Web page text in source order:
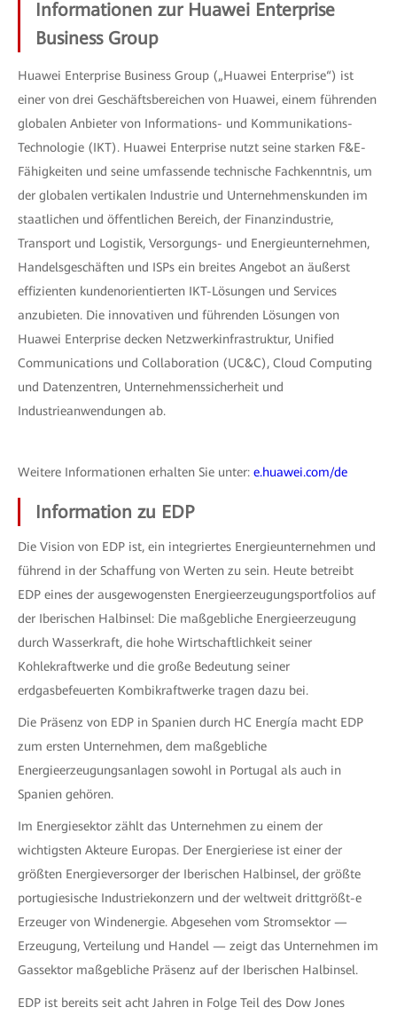
Informationen zur Huawei Enterprise
Business Group
Huawei Enterprise Business Group („Huawei Enterprise“) ist
einer von drei Geschäftsbereichen von Huawei, einem führenden
globalen Anbieter von Informations- und Kommunikations-
Technologie (IKT). Huawei Enterprise nutzt seine starken F&E-
Fähigkeiten und seine umfassende technische Fachkenntnis, um
der globalen vertikalen Industrie und Unternehmenskunden im
staatlichen und öffentlichen Bereich, der Finanzindustrie,
Transport und Logistik, Versorgungs- und Energieunternehmen,
Handelsgeschäften und ISPs ein breites Angebot an äußerst
effizienten kundenorientierten IKT-Lösungen und Services
anzubieten. Die innovativen und führenden Lösungen von
Huawei Enterprise decken Netzwerkinfrastruktur, Unified
Communications und Collaboration (UC&C), Cloud Computing
und Datenzentren, Unternehmenssicherheit und
Industrieanwendungen ab.
Weitere Informationen erhalten Sie unter: e.huawei.com/de
Information zu EDP
Die Vision von EDP ist, ein integriertes Energieunternehmen und
führend in der Schaffung von Werten zu sein. Heute betreibt
EDP eines der ausgewogensten Energieerzeugungsportfolios auf
der Iberischen Halbinsel: Die maßgebliche Energieerzeugung
durch Wasserkraft, die hohe Wirtschaftlichkeit seiner
Kohlekraftwerke und die große Bedeutung seiner
erdgasbefeuerten Kombikraftwerke tragen dazu bei.
Die Präsenz von EDP in Spanien durch HC Energía macht EDP
zum ersten Unternehmen, dem maßgebliche
Energieerzeugungsanlagen sowohl in Portugal als auch in
Spanien gehören.
Im Energiesektor zählt das Unternehmen zu einem der
wichtigsten Akteure Europas. Der Energieriese ist einer der
größten Energieversorger der Iberischen Halbinsel, der größte
portugiesische Industriekonzern und der weltweit drittgrößt-e
Erzeuger von Windenergie. Abgesehen vom Stromsektor —
Erzeugung, Verteilung und Handel — zeigt das Unternehmen im
Gassektor maßgebliche Präsenz auf der Iberischen Halbinsel.
EDP ist bereits seit acht Jahren in Folge Teil des Dow Jones